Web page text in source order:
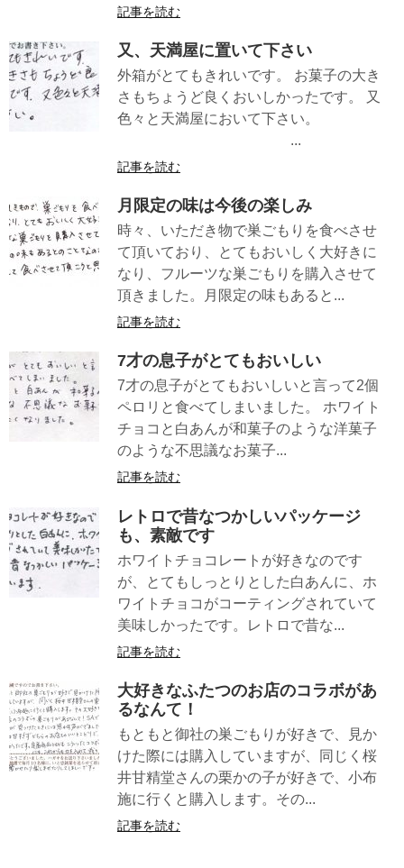
記事を読む
又、天満屋に置いて下さい
外箱がとてもきれいです。 お菓子の大き
さもちょうど良くおいしかったです。 又
色々と天満屋において下さい。
...
記事を読む
月限定の味は今後の楽しみ
時々、いただき物で巣ごもりを食べさせ
て頂いており、とてもおいしく大好きに
なり、フルーツな巣ごもりを購入させて
頂きました。月限定の味もあると...
記事を読む
7才の息子がとてもおいしい
7才の息子がとてもおいしいと言って2個
ペロリと食べてしまいました。 ホワイト
チョコと白あんが和菓子のような洋菓子
のような不思議なお菓子...
記事を読む
レトロで昔なつかしいパッケージ
も、素敵です
ホワイトチョコレートが好きなのです
が、とてもしっとりとした白あんに、ホ
ワイトチョコがコーティングされていて
美味しかったです。レトロで昔な...
記事を読む
大好きなふたつのお店のコラボがあ
るなんて！
もともと御社の巣ごもりが好きで、見か
けた際には購入していますが、同じく桜
井甘精堂さんの栗かの子が好きで、小布
施に行くと購入します。その...
記事を読む